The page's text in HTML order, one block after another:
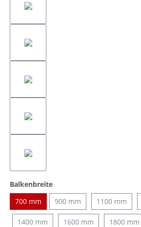
Balkenbreiteauswählen
700 mm
900 mm 1100 mm
1400 mm 1600 mm 1800 mm